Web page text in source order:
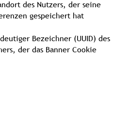
des Nutzers, der seine
gespeichert hat
Bezeichner (UUID) des
der das Banner Cookie